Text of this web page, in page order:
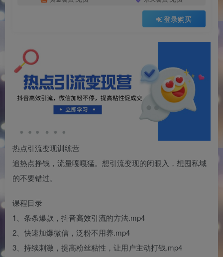
登录购买
热点引流变现训练营
追热点挣钱，流量嘎嘎猛。想引流变现的闭眼入，想囤私域
的不要错过。
课程目录
1、条条爆款，抖音高效引流的方法.mp4
2、快速加爆微信，泛粉不用养.mp4
3、持续刺激，提高粉丝粘性，让用户主动打钱.mp4